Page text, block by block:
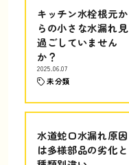
キッチン水栓根元か
らの小さな水漏れ見
過ごしていません
か？
2025.06.07
未分類
水道蛇口水漏れ原因
は多様部品の劣化と